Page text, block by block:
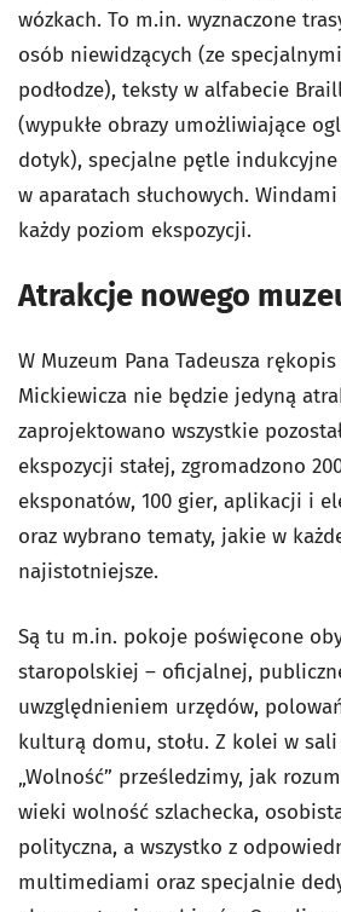
wózkach. To m.in. wyznaczone
osób niewidzących (ze
podłodze), teksty w alfabecie
(wypukłe obrazy umożliwiające
dotyk), specjalne pętle
w aparatach słuchowych.
każdy poziom ekspozycji.
Atrakcje nowego
W Muzeum Pana Tadeusza
Mickiewicza nie będzie jedyną
zaprojektowano wszystkie
ekspozycji stałej, zgromadzono
eksponatów, 100 gier, aplikacji i
oraz wybrano tematy, jakie w
najistotniejsze.
Są tu m.in. pokoje poświęcone
staropolskiej – oficjalnej,
uwzględnieniem urzędów,
kulturą domu, stołu. Z kolei w sali
„Wolność” prześledzimy, jak
wieki wolność szlachecka,
polityczna, a wszystko z
multimediami oraz specjalnie